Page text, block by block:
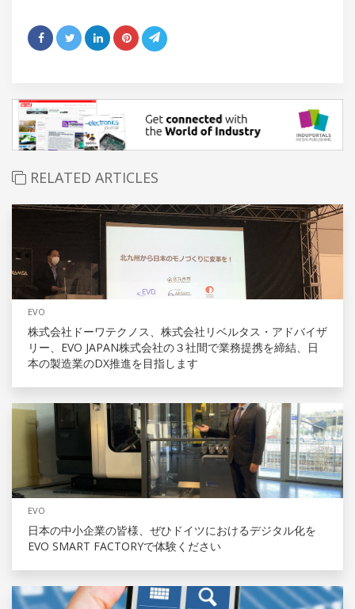
RELATED ARTICLES
EVO
株式会社ドーワテクノス、株式会社リベルタス・アドバイザ
リー、EVO JAPAN株式会社の３社間で業務提携を締結、日
本の製造業のDX推進を目指します
EVO
日本の中小企業の皆様、ぜひドイツにおけるデジタル化を
EVO SMART FACTORYで体験ください